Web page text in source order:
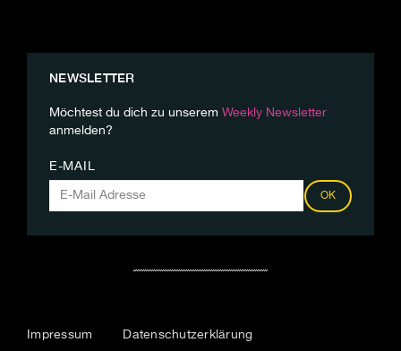
NEWSLETTER
Möchtest du dich zu unserem Weekly Newsletter
anmelden?
E-MAIL
OK
Impressum Datenschutzerklärung